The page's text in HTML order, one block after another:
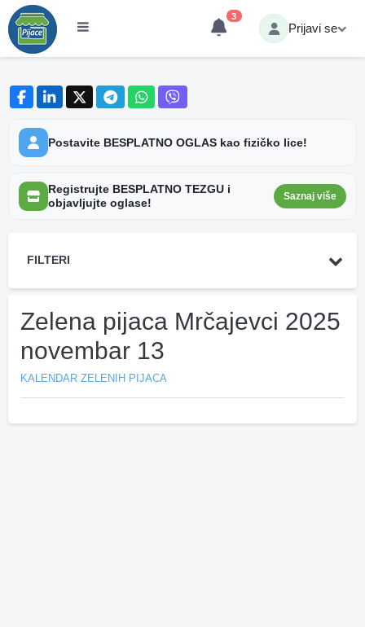
3
Prijavi se
Postavite BESPLATNO OGLAS kao fizičko lice!
Registrujte BESPLATNO TEZGU i
objavljujte oglase!
Saznaj više
FILTERI
Zelena pijaca Mrčajevci 2025
novembar 13
KALENDAR ZELENIH PIJACA